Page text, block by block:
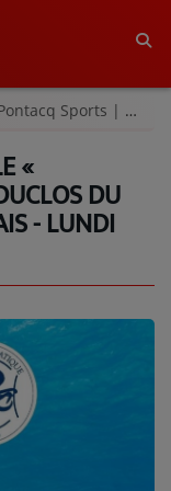
Sports | Archives
«
DU
- LUNDI